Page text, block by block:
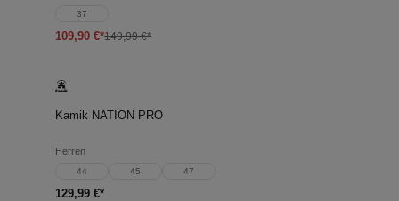
37
109,90 €*149,99 €*
Kamik NATION PRO
Herren
44 45 47
129,99 €*